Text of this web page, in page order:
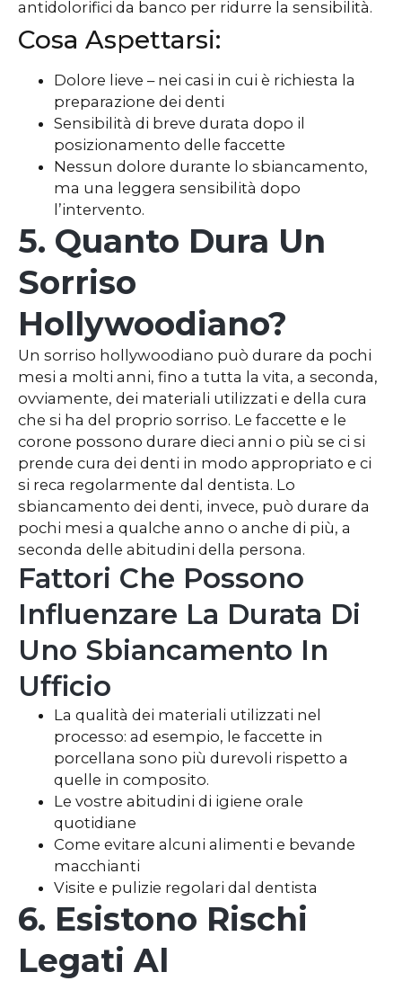
antidolorifici da banco per ridurre la sensibilità.
Cosa Aspettarsi:
Dolore lieve – nei casi in cui è richiesta la
preparazione dei denti
Sensibilità di breve durata dopo il
posizionamento delle faccette
Nessun dolore durante lo sbiancamento,
ma una leggera sensibilità dopo
l’intervento.
5. Quanto Dura Un
Sorriso
Hollywoodiano?
Un sorriso hollywoodiano può durare da pochi
mesi a molti anni, fino a tutta la vita, a seconda,
ovviamente, dei materiali utilizzati e della cura
che si ha del proprio sorriso. Le faccette e le
corone possono durare dieci anni o più se ci si
prende cura dei denti in modo appropriato e ci
si reca regolarmente dal dentista. Lo
sbiancamento dei denti, invece, può durare da
pochi mesi a qualche anno o anche di più, a
seconda delle abitudini della persona.
Fattori Che Possono
Influenzare La Durata Di
Uno Sbiancamento In
Ufficio
La qualità dei materiali utilizzati nel
processo: ad esempio, le faccette in
porcellana sono più durevoli rispetto a
quelle in composito.
Le vostre abitudini di igiene orale
quotidiane
Come evitare alcuni alimenti e bevande
macchianti
Visite e pulizie regolari dal dentista
6. Esistono Rischi
Legati Al